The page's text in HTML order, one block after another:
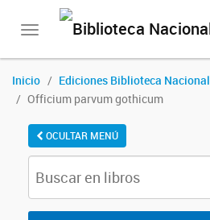
Toggle
Inicio Ediciones Biblioteca Nacional
Officium parvum gothicum
OCULTAR MENÚ